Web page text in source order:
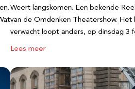
Weert langskomen. Een bekende
van de Omdenken Theatershow. Het
verwacht loopt anders, op dinsdag 3
Lees meer